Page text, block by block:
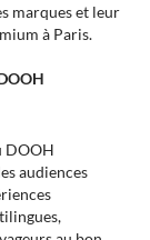
marques et leur
à Paris.
DOOH
audiences